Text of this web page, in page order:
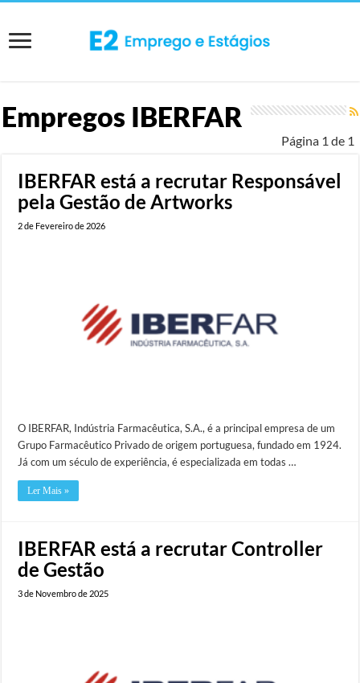
Empregos IBERFAR
Página 1 de 1
IBERFAR está a recrutar Responsável
pela Gestão de Artworks
2 de Fevereiro de 2026
O IBERFAR, Indústria Farmacêutica, S.A., é a principal empresa de um
Grupo Farmacêutico Privado de origem portuguesa, fundado em 1924.
Já com um século de experiência, é especializada em todas …
Ler Mais »
IBERFAR está a recrutar Controller
de Gestão
3 de Novembro de 2025